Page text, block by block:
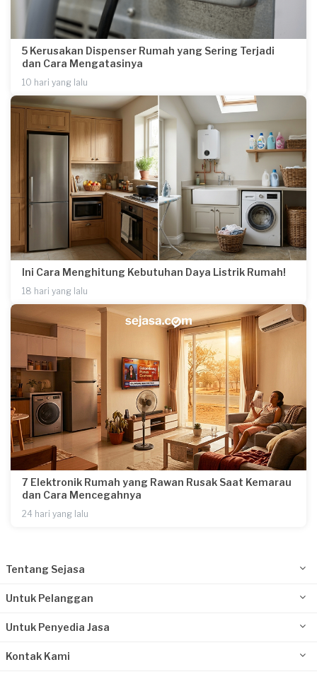
5 Kerusakan Dispenser Rumah yang Sering Terjadi
dan Cara Mengatasinya
10 hari yang lalu
Ini Cara Menghitung Kebutuhan Daya Listrik Rumah!
18 hari yang lalu
7 Elektronik Rumah yang Rawan Rusak Saat Kemarau
dan Cara Mencegahnya
24 hari yang lalu
Tentang Sejasa
Untuk Pelanggan
Untuk Penyedia Jasa
Kontak Kami